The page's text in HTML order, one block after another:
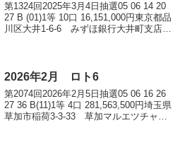
第1324回2025年3月4日抽選05 06 14 20
27 B (01)1等 10口 16,151,000円東京都品
川区大井1-6-6 みずほ銀行大井町支店売
2026年2月 ロト6
第2074回2026年2月5日抽選05 06 16 26
27 36 B(11)1等 4口 281,563,500円埼玉県
草加市稲荷3-3-33 草加マルエツチャン